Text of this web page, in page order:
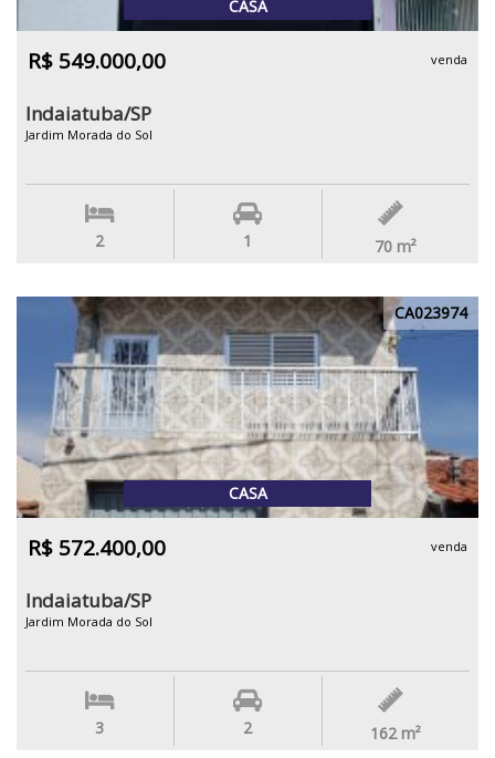
CASA
R$ 549.000,00 venda
Indaiatuba/SP
Jardim Morada do Sol
2 1 70 m²
CA023974
CASA
R$ 572.400,00 venda
Indaiatuba/SP
Jardim Morada do Sol
3 2 162 m²